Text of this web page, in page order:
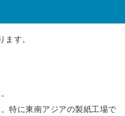
す。
特に東南アジアの製紙工場で